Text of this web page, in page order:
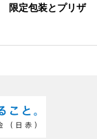
限定包装とプリザ